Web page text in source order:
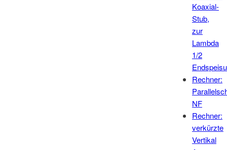
Koaxial-
Stub,
zur
Lambda
1/2
Rechner:
NF
Rechner:
verkürzte
Vertikal